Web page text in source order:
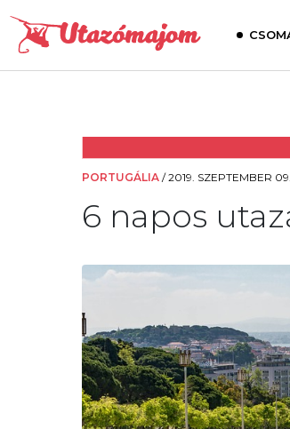
PORTUGÁLIA /2019. SZEPTEMBER
6 napos